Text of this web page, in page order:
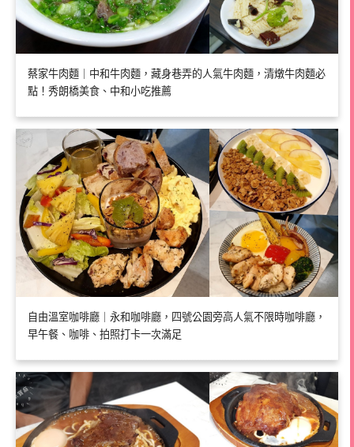
蔡家牛肉麵｜中和牛肉麵，藏身巷弄的人氣牛肉麵，清燉牛肉麵必
點！秀朗橋美食、中和小吃推薦
自由溫室咖啡廳｜永和咖啡廳，四號公園旁高人氣不限時咖啡廳，
早午餐、咖啡、拍照打卡一次滿足